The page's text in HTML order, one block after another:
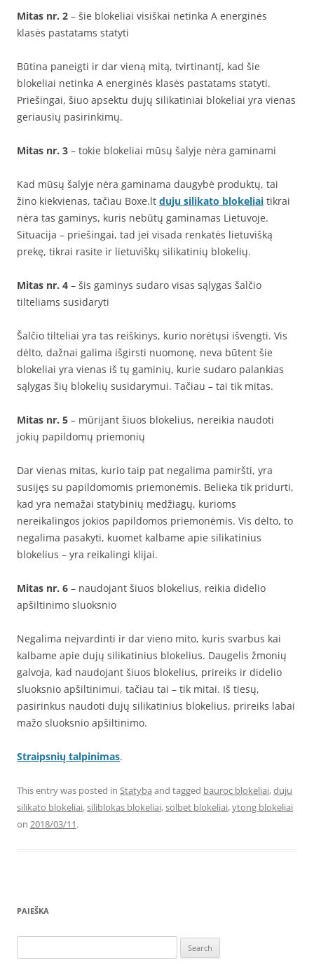
Mitas nr. 2 – šie blokeliai visiškai netinka A energinės
klasės pastatams statyti
Būtina paneigti ir dar vieną mitą, tvirtinantį, kad šie
blokeliai netinka A energinės klasės pastatams statyti.
Priešingai, šiuo apsektu dujų silikatiniai blokeliai yra vienas
geriausių pasirinkimų.
Mitas nr. 3 – tokie blokeliai mūsų šalyje nėra gaminami
Kad mūsų šalyje nėra gaminama daugybė produktų, tai
žino kiekvienas, tačiau Boxe.lt duju silikato blokeliai tikrai
nėra tas gaminys, kuris nebūtų gaminamas Lietuvoje.
Situacija – priešingai, tad jei visada renkatės lietuvišką
prekę, tikrai rasite ir lietuviškų silikatinių blokelių.
Mitas nr. 4 – šis gaminys sudaro visas sąlygas šalčio
tilteliams susidaryti
Šalčio tilteliai yra tas reiškinys, kurio norėtųsi išvengti. Vis
dėlto, dažnai galima išgirsti nuomonę, neva būtent šie
blokeliai yra vienas iš tų gaminių, kurie sudaro palankias
sąlygas šių blokelių susidarymui. Tačiau – tai tik mitas.
Mitas nr. 5 – mūrijant šiuos blokelius, nereikia naudoti
jokių papildomų priemonių
Dar vienas mitas, kurio taip pat negalima pamiršti, yra
susijęs su papildomomis priemonėmis. Belieka tik pridurti,
kad yra nemažai statybinių medžiagų, kurioms
nereikalingos jokios papildomos priemonėmis. Vis dėlto, to
negalima pasakyti, kuomet kalbame apie silikatinius
blokelius – yra reikalingi klijai.
Mitas nr. 6 – naudojant šiuos blokelius, reikia didelio
apšiltinimo sluoksnio
Negalima neįvardinti ir dar vieno mito, kuris svarbus kai
kalbame apie dujų silikatinius blokelius. Daugelis žmonių
galvoja, kad naudojant šiuos blokelius, prireiks ir didelio
sluoksnio apšiltinimui, tačiau tai – tik mitai. Iš tiesų,
pasirinkus naudoti dujų silikatinius blokelius, prireiks labai
mažo sluoksnio apšiltinimo.
Straipsnių talpinimas.
This entry was posted in Statyba and tagged bauroc blokeliai,duju
silikato blokeliai,siliblokas blokeliai,solbet blokeliai,ytong blokeliai
on 2018/03/11.
PAIEŠKA
for: